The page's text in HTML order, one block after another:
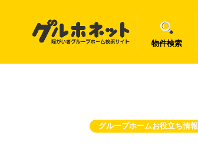
物件検索
グループホームお役立ち情報